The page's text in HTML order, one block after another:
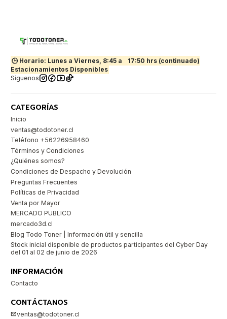
🕒 Horario: Lunes a Viernes, 8:45 a
17:50 hrs (continuado)
Estacionamientos Disponibles
Síguenos
CATEGORÍAS
Inicio
ventas@todotoner.cl
Teléfono +56226958460
Términos y Condiciones
¿Quiénes somos?
Condiciones de Despacho y Devolución
Preguntas Frecuentes
Políticas de Privacidad
Venta por Mayor
MERCADO PUBLICO
mercado3d.cl
Blog Todo Toner | Información útil y sencilla
Stock inicial disponible de productos participantes del Cyber Day
del 01 al 02 de junio de 2026
INFORMACIÓN
Contacto
CONTÁCTANOS
ventas@todotoner.cl